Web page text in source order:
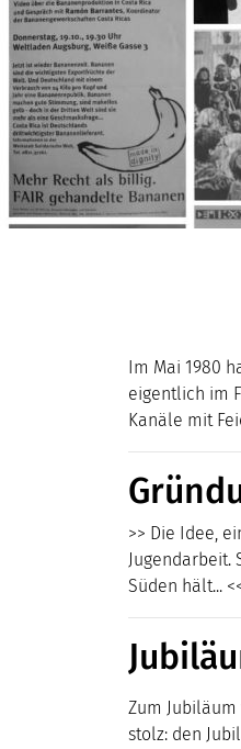
Im Mai 1980
eigentlich im
Kanäle mit
>> Die Idee,
Jugendarbeit.
Süden hält...
Zum
stolz: den